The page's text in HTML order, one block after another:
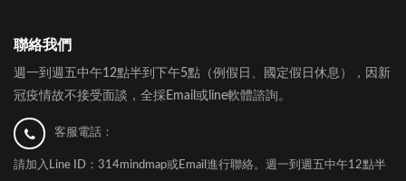
聯絡我們
週一到週五中午12點半到下午5點（例假日、國定假日休息），因新
冠疫情故不接受面談，全採Email或line軟體諮詢。
客服電話：
請加入Line ID：314mindmap或Email進行聯絡。週一到週五中午12點半